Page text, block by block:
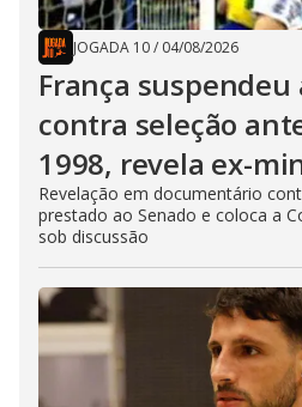
JOGADA 10/ 04/08/2026
França
contra seleção
1998, revela ex-
Revelação em documentário
prestado ao Senado e coloca a
sob discussão